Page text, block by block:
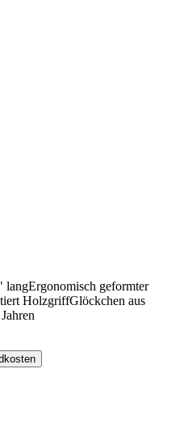
langErgonomisch geformter
HolzgriffGlöckchen aus